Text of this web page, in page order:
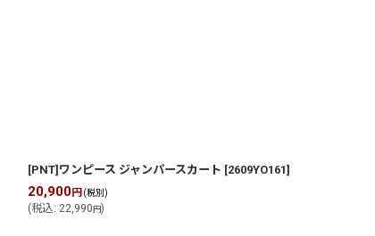
[PNT]ワンピース ジャンパースカート [2609YO161]
20,900円 (税別)
(税込: 22,990円)